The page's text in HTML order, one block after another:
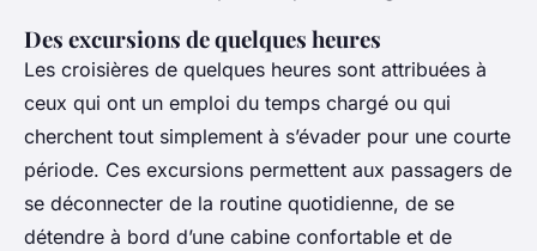
Des excursions de quelques heures
Les croisières de quelques heures sont attribuées à
ceux qui ont un emploi du temps chargé ou qui
cherchent tout simplement à s’évader pour une courte
période. Ces excursions permettent aux passagers de
se déconnecter de la routine quotidienne, de se
détendre à bord d’une cabine confortable et de